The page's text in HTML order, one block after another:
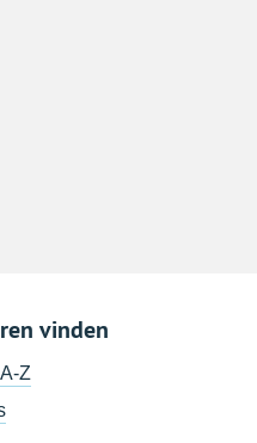
vinden
Z